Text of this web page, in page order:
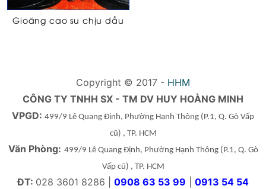
Gioăng cao su chịu dầu
Copyright © 2017 - HHM
CÔNG TY TNHH SX - TM DV HUY HOÀNG MINH
VPGD: 499/9 Lê Quang Định, Phường Hạnh Thông (P.1, Q. Gò Vấp
cũ) , TP. HCM
Văn Phòng: 499/9 Lê Quang Định, Phường Hạnh Thông(P.1, Q. Gò
Vấp cũ) , TP. HCM
ĐT: 028 3601 8286 | 0908 63 53 99 0913 54 54